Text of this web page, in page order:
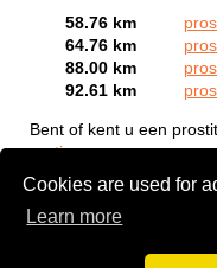
Cookies are used for
Learn more
58.76 km
64.76 km
88.00 km
92.61 km
Bent of kent u een
gratis aan